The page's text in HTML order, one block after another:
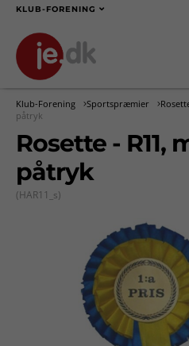
KLUB-FORENING
Klub-Forening Sportspræmier
påtryk
Rosette - R11,
påtryk
(HAR11_s)